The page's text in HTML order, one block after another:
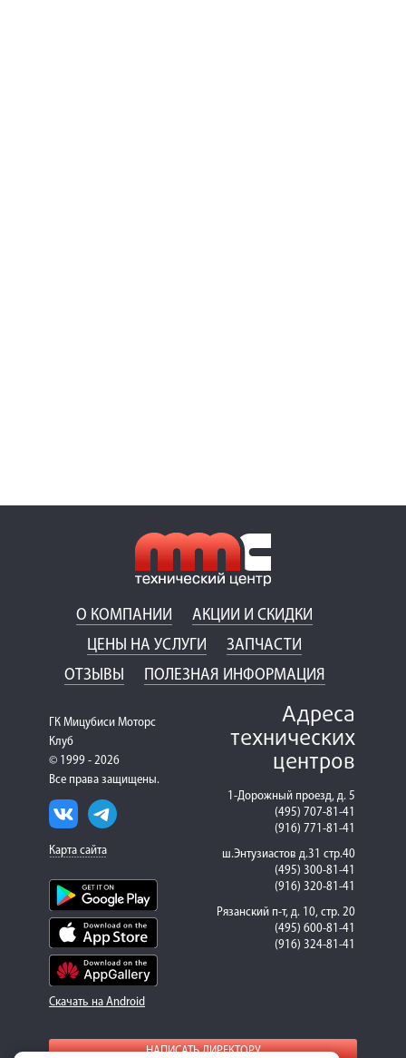
О КОМПАНИИ
АКЦИИ И СКИДКИ
ЦЕНЫ НА УСЛУГИ
ЗАПЧАСТИ
ОТЗЫВЫ
ПОЛЕЗНАЯ ИНФОРМАЦИЯ
ГК Мицубиси Моторс
Клуб
© 1999 - 2026
Все права защищены.
Карта сайта
Скачать на Android
Адреса
технических
центров
1-Дорожный проезд, д. 5
(495) 707-81-41
(916) 771-81-41
ш.Энтузиастов д.31 стр.40
(495) 300-81-41
(916) 320-81-41
Рязанский п-т, д. 10, стр. 20
(495) 600-81-41
(916) 324-81-41
НАПИСАТЬ ДИРЕКТОРУ